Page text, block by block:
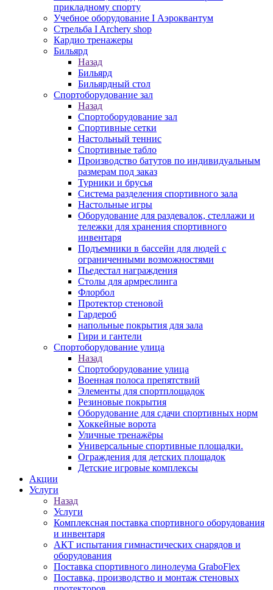
прикладному спорту
Учебное оборудование I Аэроквантум
Стрельба I Archery shop
Кардио тренажеры
Бильярд
Назад
Бильярд
Бильярдный стол
Спортоборудование зал
Назад
Спортоборудование зал
Спортивные сетки
Настольный теннис
Спортивные табло
Производство батутов по индивидуальным
размерам под заказ
Турники и брусья
Система разделения спортивного зала
Настольные игры
Оборудование для раздевалок, стеллажи и
тележки для хранения спортивного
инвентаря
Подъемники в бассейн для людей с
ограниченными возможностями
Пьедестал награждения
Столы для армреслинга
Флорбол
Протектор стеновой
Гардероб
напольные покрытия для зала
Гири и гантели
Спортоборудование улица
Назад
Спортоборудование улица
Военная полоса препятствий
Элементы для спортплощадок
Резиновые покрытия
Оборудование для сдачи спортивных норм
Хоккейные ворота
Уличные тренажёры
Универсальные спортивные площадки.
Ограждения для детских площадок
Детские игровые комплексы
Акции
Услуги
Назад
Услуги
Комплексная поставка спортивного оборудования
и инвентаря
АКТ испытания гимнастических снарядов и
оборудования
Поставка спортивного линолеума GraboFlex
Поставка, производство и монтаж стеновых